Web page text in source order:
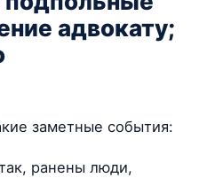
адвокату;
заметные события:
ранены люди,